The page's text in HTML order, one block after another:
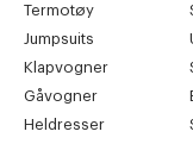
Termotøy
Jumpsuits
Klapvogner
Gåvogner
Heldresser